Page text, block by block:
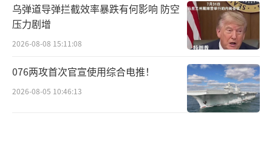
乌弹道导弹拦截效率暴跌有何影响 防空
压力剧增
2026-08-08 15:11:08
076两攻首次官宣使用综合电推！
2026-08-05 10:46:13